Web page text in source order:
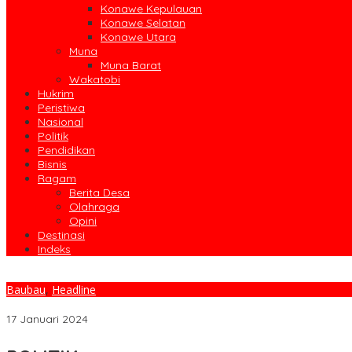
Konawe Kepulauan
Konawe Selatan
Konawe Utara
Muna
Muna Barat
Wakatobi
Hukrim
Peristiwa
Nasional
Politik
Pendidikan
Bisnis
Ragam
Berita Desa
Olahraga
Opini
Destinasi
Indeks
Baubau, Headline
17 Januari 2024